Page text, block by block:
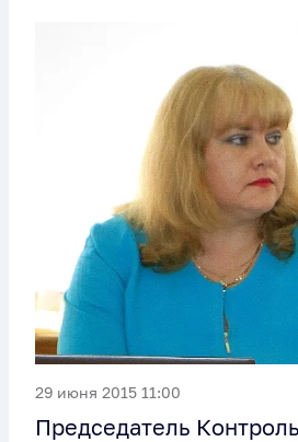
29 июня 2015 11:00
Председатель